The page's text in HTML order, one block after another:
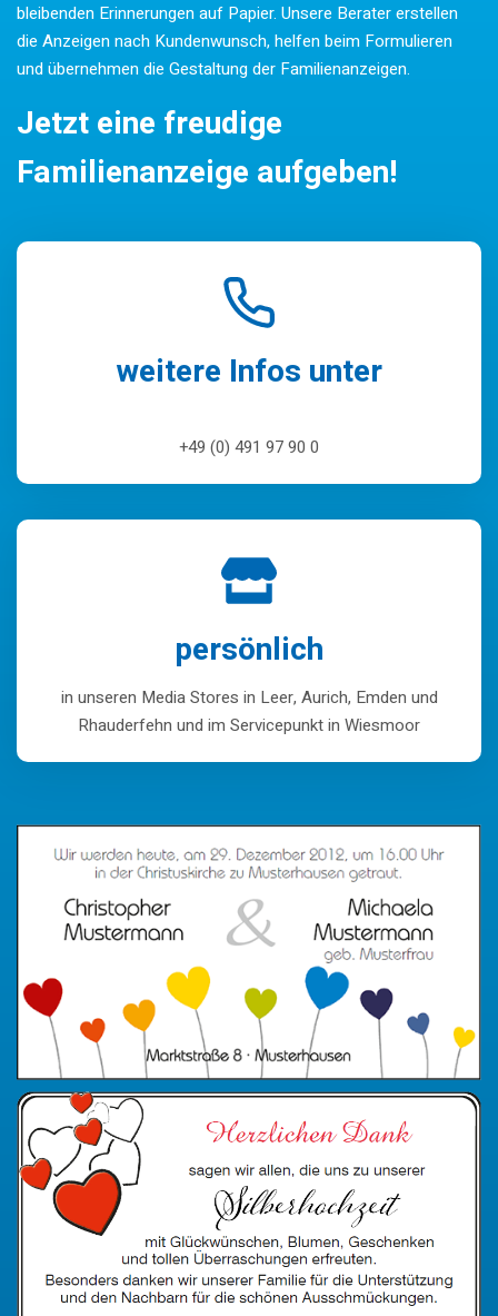
bleibenden Erinnerungen auf Papier. Unsere Berater erstellen
die Anzeigen nach Kundenwunsch, helfen beim Formulieren
und übernehmen die Gestaltung der Familienanzeigen.
Jetzt eine freudige
Familienanzeige aufgeben!
weitere Infos unter
+49 (0) 491 97 90 0
persönlich
in unseren Media Stores in Leer, Aurich, Emden und
Rhauderfehn und im Servicepunkt in Wiesmoor